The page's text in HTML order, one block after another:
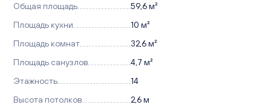
Общая площадь
59,6 м²
Площадь кухни
10 м²
Площадь комнат
32,6 м²
Площадь санузлов
4,7 м²
Этажность
14
Высота потолков
2,6 м